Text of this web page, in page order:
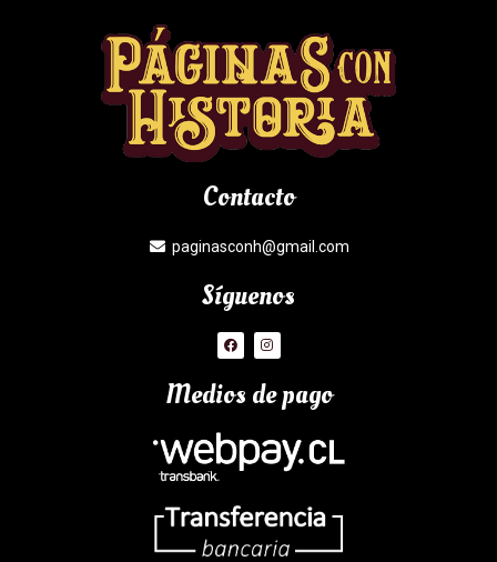
Contacto
paginasconh@gmail.com
Síguenos
Medios de pago